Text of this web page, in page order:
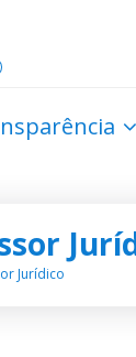
Jurídico